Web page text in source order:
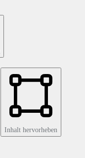
Inhalt hervorheben